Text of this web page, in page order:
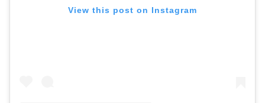
View this post on Instagram